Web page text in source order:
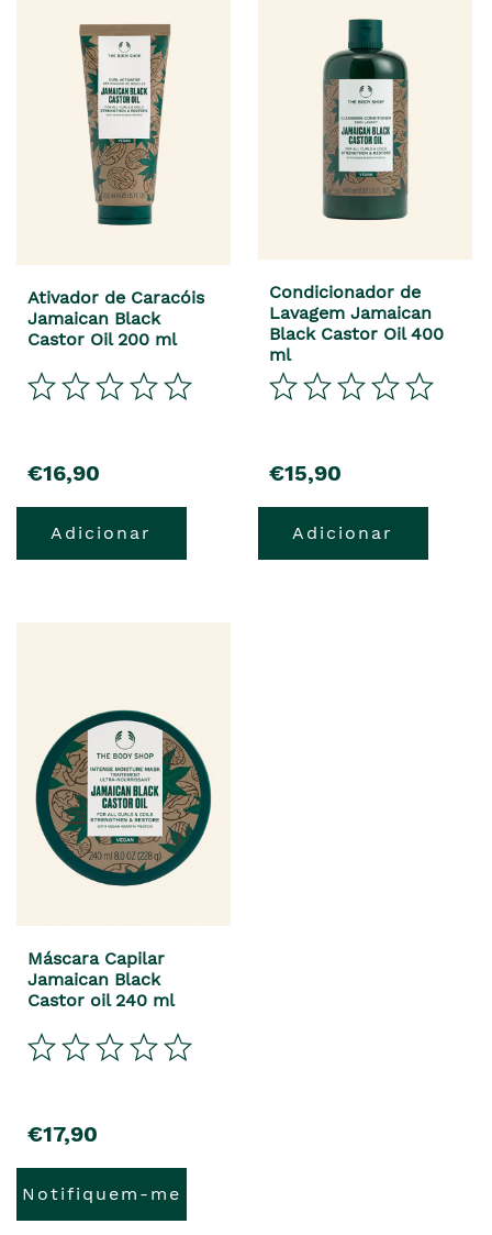
Ativador de Caracóis
Jamaican Black
Castor Oil 200 ml
€16,90
Adicionar
Condicionador de
Lavagem Jamaican
Black Castor Oil 400
ml
€15,90
Adicionar
Máscara Capilar
Jamaican Black
Castor oil 240 ml
€17,90
Notifiquem-me